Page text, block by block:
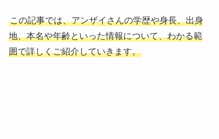
この記事では、アンザイさんの学歴や身長、出身
地、本名や年齢といった情報について、わかる範
囲で詳しくご紹介していきます。